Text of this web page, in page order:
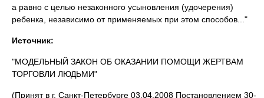
а равно с целью незаконного усыновления (удочерения)
ребенка, независимо от применяемых при этом способов..."
Источник:
"МОДЕЛЬНЫЙ ЗАКОН ОБ ОКАЗАНИИ ПОМОЩИ ЖЕРТВАМ
ТОРГОВЛИ ЛЮДЬМИ"
(Принят в г. Санкт-Петербурге 03.04.2008 Постановлением 30-